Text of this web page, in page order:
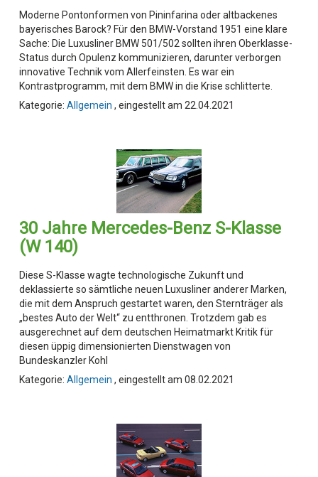
Moderne Pontonformen von Pininfarina oder altbackenes
bayerisches Barock? Für den BMW-Vorstand 1951 eine klare
Sache: Die Luxusliner BMW 501/502 sollten ihren Oberklasse-
Status durch Opulenz kommunizieren, darunter verborgen
innovative Technik vom Allerfeinsten. Es war ein
Kontrastprogramm, mit dem BMW in die Krise schlitterte.
Kategorie: Allgemein , eingestellt am 22.04.2021
30 Jahre Mercedes-Benz S-Klasse
(W 140)
Diese S-Klasse wagte technologische Zukunft und
deklassierte so sämtliche neuen Luxusliner anderer Marken,
die mit dem Anspruch gestartet waren, den Sternträger als
„bestes Auto der Welt“ zu entthronen. Trotzdem gab es
ausgerechnet auf dem deutschen Heimatmarkt Kritik für
diesen üppig dimensionierten Dienstwagen von
Bundeskanzler Kohl
Kategorie: Allgemein , eingestellt am 08.02.2021